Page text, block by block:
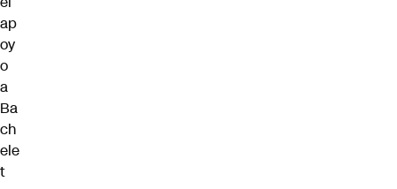
ap
oy
o
a
Ba
ch
ele
t